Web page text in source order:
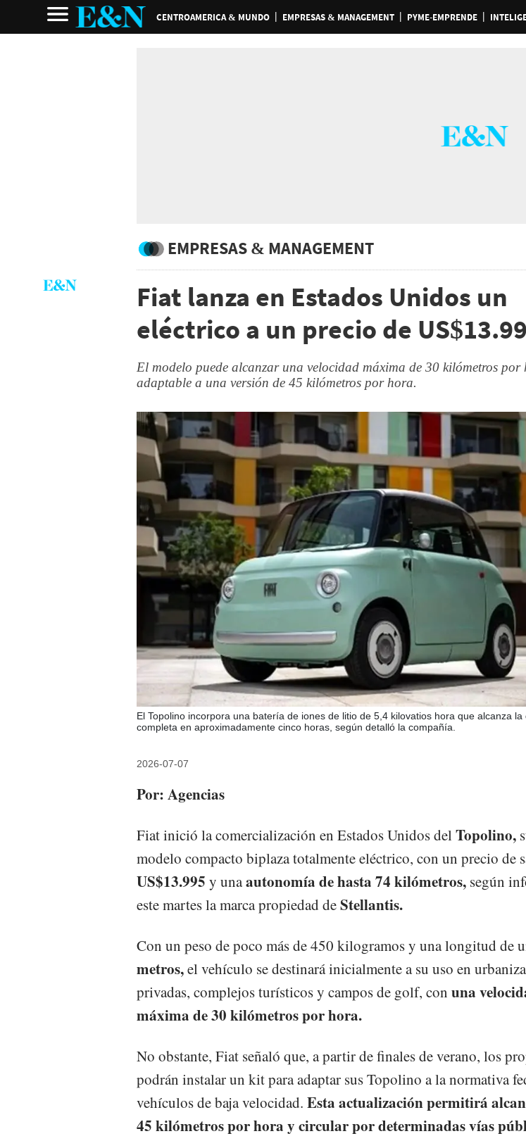
CENTROAMERICA & MUNDO EMPRESAS & MANAGEMENT PYME-EMPRENDE
EMPRESAS & MANAGEMENT
Fiat lanza en Estados Unidos un
eléctrico a un precio de
El modelo puede alcanzar una velocidad máxima de 30 kilómetros por
adaptable a una versión de 45 kilómetros por hora.
El Topolino incorpora una batería de iones de litio de 5,4 kilovatios hora que alcanza la
completa en aproximadamente cinco horas, según detalló la compañía.
2026-07-07
Por: Agencias
Fiat inició la comercialización en Estados Unidos delTopolino,
modelo compacto biplaza totalmente eléctrico, con un precio de
US$13.995 y unaautonomía de hasta 74 kilómetros, según
este martes la marca propiedad deStellantis.
Con un peso de poco más de 450 kilogramos y una longitud de
metros,el vehículo se destinará inicialmente a su uso en
privadas, complejos turísticos y campos de golf, con una
máxima de 30 kilómetros por hora.
No obstante, Fiat señaló que, a partir de finales de verano, los
podrán instalar un kit para adaptar sus Topolino a la normativa
vehículos de baja velocidad. Esta actualización permitirá
45 kilómetros por hora y circular por determinadas vías